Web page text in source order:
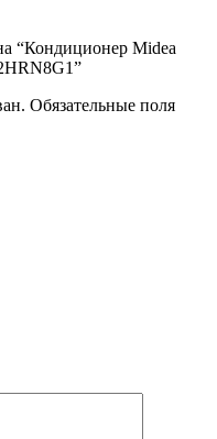
“Кондиционер Midea
Обязательные поля